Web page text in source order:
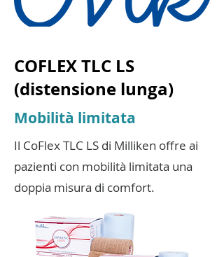
COFLEX TLC LS
(distensione lunga)
Mobilità limitata
Il CoFlex TLC LS di Milliken offre ai
pazienti con mobilità limitata una
doppia misura di comfort.